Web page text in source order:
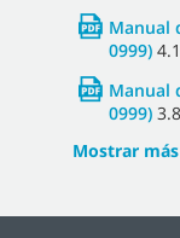
Manual
0999)
Manual
0999)
Mostrar más